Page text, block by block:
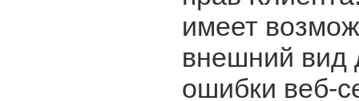
имеет
внешний вид
ошибки веб-